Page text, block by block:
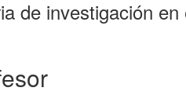
de investigación